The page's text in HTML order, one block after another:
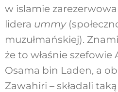
w islamie
lidera ummy
muzułmańskiej).
że to właśnie szefowie
Osama bin Laden, a
Zawahiri – składali